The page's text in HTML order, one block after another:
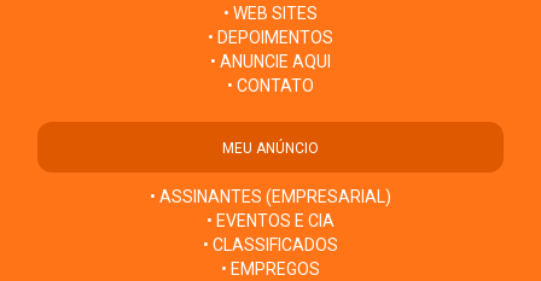
• WEB SITES
• DEPOIMENTOS
• ANUNCIE AQUI
• CONTATO
MEU ANÚNCIO
• ASSINANTES (EMPRESARIAL)
• EVENTOS E CIA
• CLASSIFICADOS
• EMPREGOS